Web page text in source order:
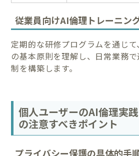
従業員向けAI倫理トレーニン
定期的な研修プログラムを通じ
の基本原則を理解し、日常業務
制を構築します。
個人ユーザーのAI倫理実
の注意すべきポイント
プライバシー保護の具体的手